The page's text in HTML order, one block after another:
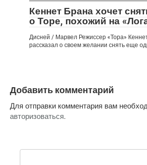
Кеннет Брана хочет
о Торе, похожий на
Дисней / Марвел Режиссер «Тора»
рассказал о своем желании снять еще
Добавить комментарий
Для отправки комментария вам
авторизоваться.
Поиск: